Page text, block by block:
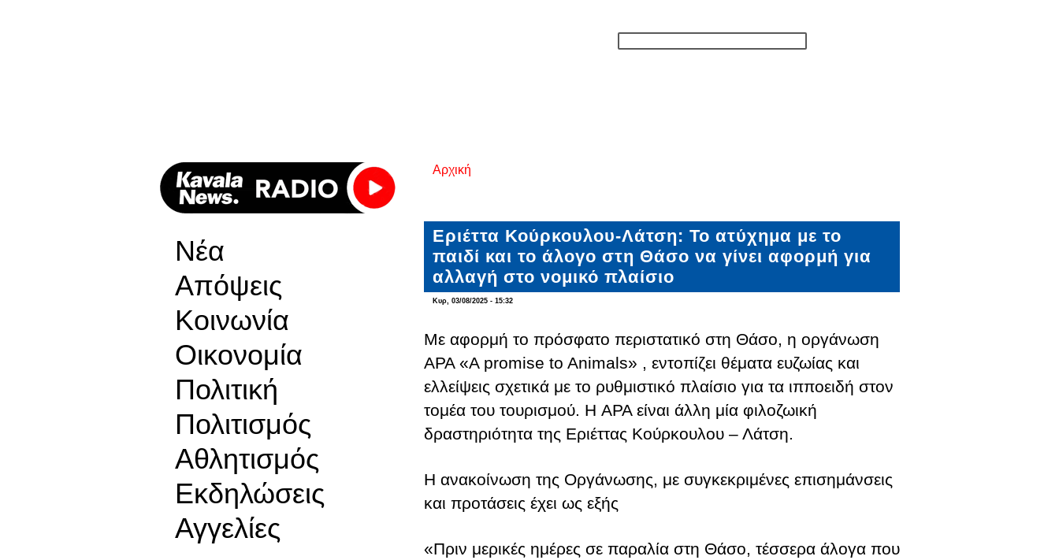
Νέα
Απόψεις
Κοινωνία
Οικονομία
Πολιτική
Πολιτισμός
Αθλητισμός
Εκδηλώσεις
Αγγελίες
Είστε εδώ
Αρχική
Εριέττα Κούρκουλου-Λάτση: Το ατύχημα με το
παιδί και το άλογο στη Θάσο να γίνει αφορμή για
αλλαγή στο νομικό πλαίσιο
Κυρ, 03/08/2025 - 15:32
Με αφορμή το πρόσφατο περιστατικό στη Θάσο, η οργάνωση
APA «A promise to Animals» , εντοπίζει θέματα ευζωίας και
ελλείψεις σχετικά με το ρυθμιστικό πλαίσιο για τα ιπποειδή στον
τομέα του τουρισμού. Η APA είναι άλλη μία φιλοζωική
δραστηριότητα της Εριέττας Κούρκουλου – Λάτση.
Η ανακοίνωση της Οργάνωσης, με συγκεκριμένες επισημάνσεις
και προτάσεις έχει ως εξής
«Πριν μερικές ημέρες σε παραλία στη Θάσο, τέσσερα άλογα που